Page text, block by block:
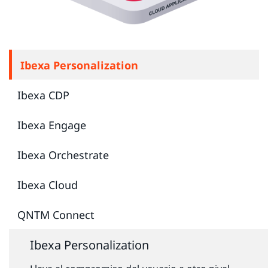
Ibexa Personalization
Ibexa CDP
Ibexa Engage
Ibexa Orchestrate
Ibexa Cloud
QNTM Connect
Ibexa Personalization
Ibexa CDP
Ibexa Engage
Ibexa Orchestrate
Ibexa Cloud
QNTM Connect